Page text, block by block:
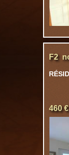
F2
460